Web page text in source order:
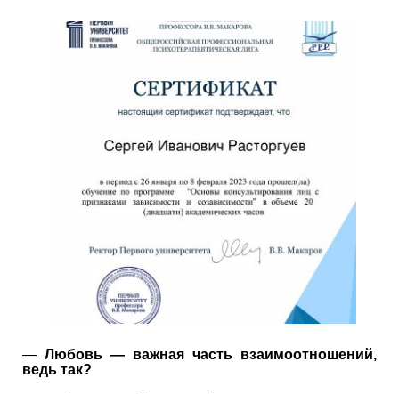
— Любовь — важная часть взаимоотношений,
ведь так?